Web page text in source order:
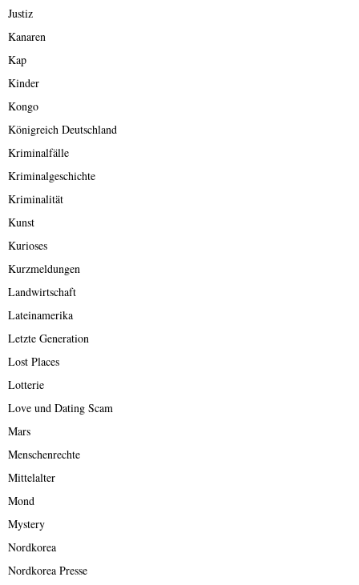
Justiz
Kanaren
Kap
Kinder
Kongo
Königreich Deutschland
Kriminalfälle
Kriminalgeschichte
Kriminalität
Kunst
Kurioses
Kurzmeldungen
Landwirtschaft
Lateinamerika
Letzte Generation
Lost Places
Lotterie
Love und Dating Scam
Mars
Menschenrechte
Mittelalter
Mond
Mystery
Nordkorea
Nordkorea Presse